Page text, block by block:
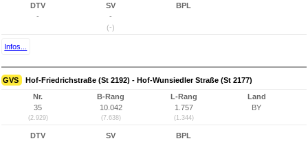
DTV
-
SV
-
(-)
BPL
Infos...
GVS Hof-Friedrichstraße (St 2192) - Hof-Wunsiedler Straße (St 2177)
Nr.
35
(2.929)
B-Rang
10.042
(7.638)
L-Rang
1.757
(1.344)
Land
BY
DTV
SV
BPL